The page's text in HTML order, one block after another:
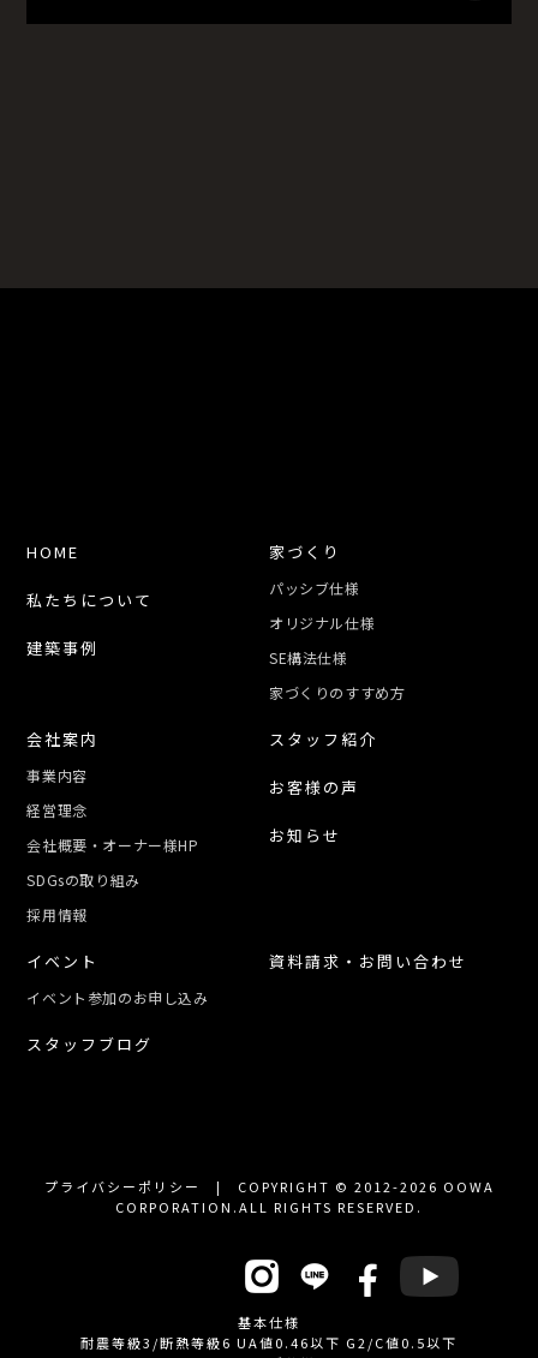
HOME
私たちについて
建築事例
家づくり
パッシブ仕様
オリジナル仕様
SE構法仕様
家づくりのすすめ方
会社案内
事業内容
経営理念
会社概要・オーナー様HP
SDGsの取り組み
採用情報
スタッフ紹介
お客様の声
お知らせ
イベント
イベント参加のお申し込み
スタッフブログ
資料請求・お問い合わせ
プライバシーポリシー
| COPYRIGHT © 2012-2026 OOWA
CORPORATION.ALL RIGHTS RESERVED.
基本仕様
耐震等級3/断熱等級6 UA値0.46以下 G2/C値0.5以下